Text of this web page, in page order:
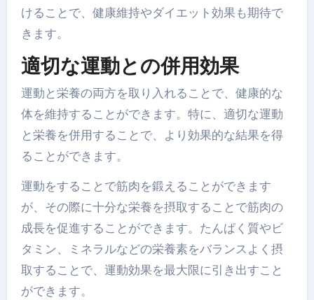
けることで、健康維持やダイエット効果も期待で
きます。
適切な運動との併用効果
運動と栄養の両方を取り入れることで、健康的な
体を維持することができます。特に、適切な運動
と栄養を併用することで、より効果的な結果を得
ることができます。
運動をすることで筋肉を鍛えることができます
が、その際に十分な栄養を摂取することで筋肉の
成長を促進することができます。たんぱく質やビ
タミン、ミネラルなどの栄養素をバランスよく摂
取することで、運動効果を最大限に引き出すこと
ができます。